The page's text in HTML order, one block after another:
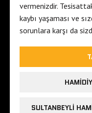
vermenizdir.
kaybı yaşaması ve
sorunlara karşı da
SULTANBEYLI